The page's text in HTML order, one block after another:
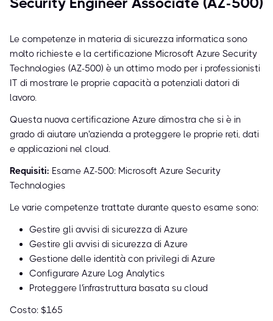
Le competenze in materia di sicurezza informatica sono
molto richieste e la certificazione Microsoft Azure Security
Technologies (AZ-500) è un ottimo modo per i professionisti
IT di mostrare le proprie capacità a potenziali datori di
lavoro.
Questa nuova certificazione Azure dimostra che si è in
grado di aiutare un'azienda a proteggere le proprie reti, dati
e applicazioni nel cloud.
Requisiti: Esame AZ-500: Microsoft Azure Security
Technologies
Le varie competenze trattate durante questo esame sono:
Gestire gli avvisi di sicurezza di Azure
Gestire gli avvisi di sicurezza di Azure
Gestione delle identità con privilegi di Azure
Configurare Azure Log Analytics
Proteggere l'infrastruttura basata su cloud
Costo: $165